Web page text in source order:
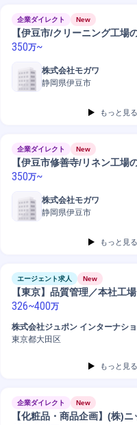
企業ダイレクト New
【伊豆市/クリーニング工
350万~
株式会社モガワ
静岡県伊豆市
もっと見る
企業ダイレクト New
【伊豆市修善寺/リネン工場
350万~
株式会社モガワ
静岡県伊豆市
もっと見る
エージェント求人 New
【東京】品質管理／本社工
326~400万
株式会社ジュポン インターナシ
東京都大田区
もっと見る
企業ダイレクト New
【化粧品・商品企画】(株)